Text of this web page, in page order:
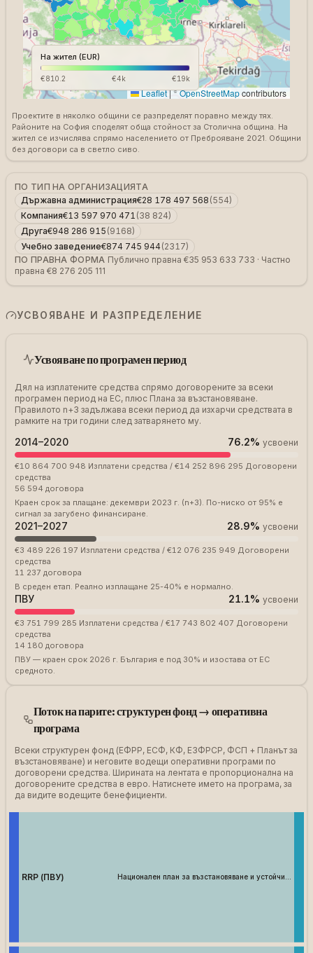
Leaflet|©OpenStreetMapcontributors
На жител (EUR)
€810.2 €4k €19k
Проектите в няколко общини се разпределят поравно между тях.
Районите на София споделят обща стойност за Столична община. На
жител се изчислява спрямо населението от Преброяване 2021. Общини
без договори са в светло сиво.
ПО ТИП НА ОРГАНИЗАЦИЯТА
Държавна администрация€28 178 497 568 (554)
Компания€13 597 970 471 (38 824)
Друга€948 286 915 (9168)
Учебно заведение€874 745 944 (2317)
ПО ПРАВНА ФОРМА Публично правна €35 953 633 733 · Частно
правна €8 276 205 111
УСВОЯВАНЕ И РАЗПРЕДЕЛЕНИЕ
Усвояване по програмен период
Дял на изплатените средства спрямо договорените за всеки
програмен период на ЕС, плюс Плана за възстановяване.
Правилото n+3 задължава всеки период да изхарчи средствата в
рамките на три години след затварянето му.
2014–2020 76.2% усвоени
€10 864 700 948 Изплатени средства / €14 252 896 295 Договорени
средства
56 594 договора
Краен срок за плащане: декември 2023 г. (n+3). По-ниско от 95% е
сигнал за загубено финансиране.
2021–2027 28.9% усвоени
€3 489 226 197 Изплатени средства / €12 076 235 949 Договорени
средства
11 237 договора
В среден етап. Реално изплащане 25-40% е нормално.
ПВУ 21.1% усвоени
€3 751 799 285 Изплатени средства / €17 743 802 407 Договорени
средства
14 180 договора
ПВУ — краен срок 2026 г. България е под 30% и изостава от ЕС
средното.
Поток на парите: структурен фонд → оперативна
програма
Всеки структурен фонд (ЕФРР, ЕСФ, КФ, ЕЗФРСР, ФСП + Планът за
възстановяване) и неговите водещи оперативни програми по
договорени средства. Ширината на лентата е пропорционална на
договорените средства в евро. Натиснете името на програма, за
да видите водещите бенефициенти.
RRP (ПВУ) Национален план за възстановяване и устойчи…